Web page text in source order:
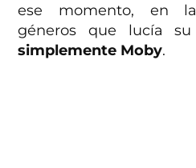
ese momento, en
géneros que lucía su
simplemente Moby.